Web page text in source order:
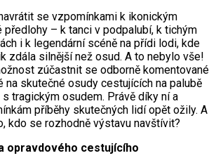
se vzpomínkami k ikonickým
– k tanci v podpalubí, k tichým
i k legendární scéně na přídi lodi, kde
zdála silnější než osud. A to nebylo vše!
zúčastnit se odborně komentované
na skutečné osudy cestujících na palubě
tragickým osudem. Právě díky ní a
příběhy skutečných lidí opět ožily. A
kdo se rozhodně výstavu navštívit?
opravdového cestujícího